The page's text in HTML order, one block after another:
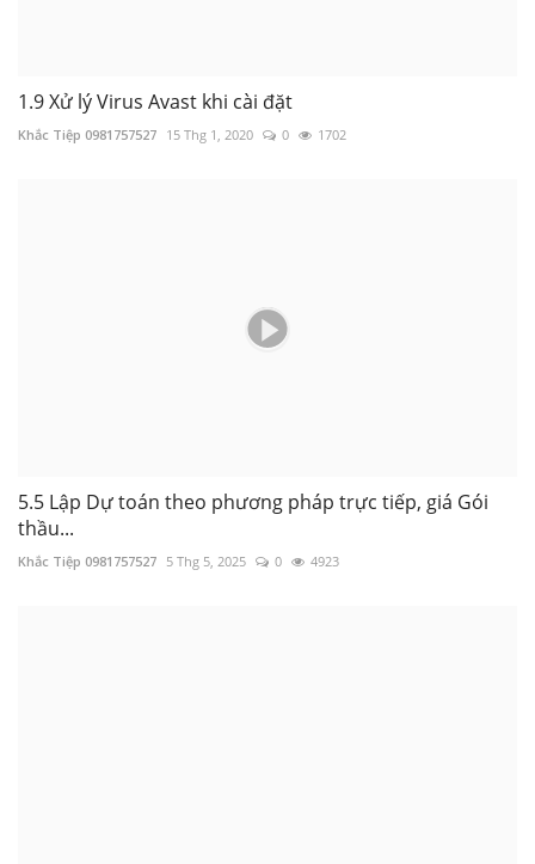
1.9 Xử lý Virus Avast khi cài đặt
Khắc Tiệp 0981757527 15 Thg 1, 2020 0 1702
5.5 Lập Dự toán theo phương pháp trực tiếp, giá Gói
thầu...
Khắc Tiệp 0981757527 5 Thg 5, 2025 0 4923